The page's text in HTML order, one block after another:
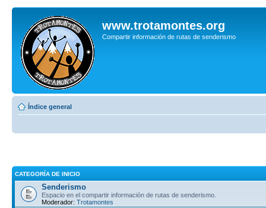
www.trotamontes.org
Compartir información de rutas de senderismo
Índice general
CATEGORÍA DE INICIO
Senderismo
Espacio en el compartir información de rutas de senderismo.
Moderador: Trotamontes